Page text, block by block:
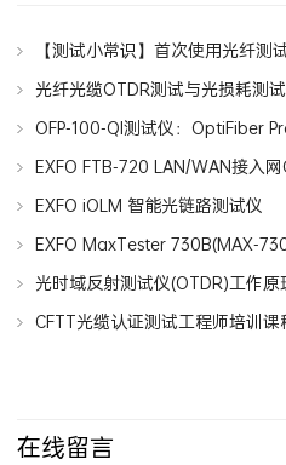
【测试小常识】首次使用光纤测
光纤光缆OTDR测试与光损耗测
OFP-100-QI测试仪：OptiFiber
套包
EXFO FTB-720 LAN/WAN接入
EXFO iOLM 智能光链路测试仪
EXFO MaxTester 730B(MAX-
光时域反射测试仪(OTDR)工作原
CFTT光缆认证测试工程师培训课
在线留言